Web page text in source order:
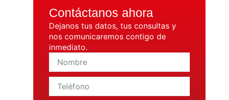
Contáctanos ahora
Dejanos tus datos, tus consultas y
nos comunicaremos contigo de
inmediato.